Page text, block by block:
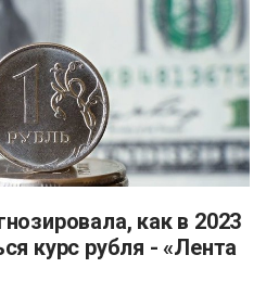
курс рубля - «Лента